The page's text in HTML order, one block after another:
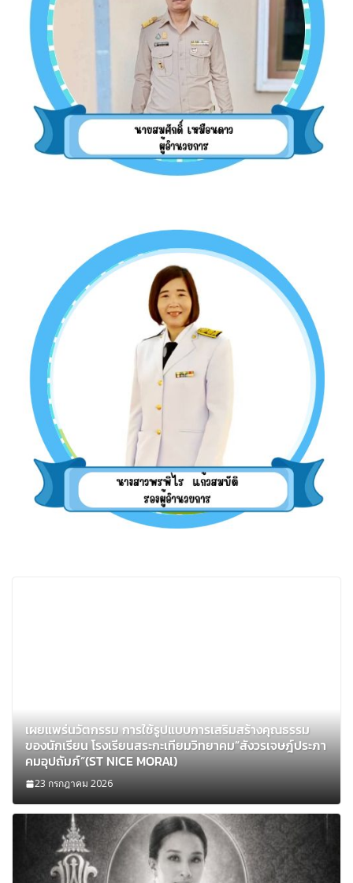
เผยแพร่นวัตกรรม การใช้รูปแบบการเสริมสร้างคุณธรรม
ของนักเรียน โรงเรียนสระกะเทียมวิทยาคม”สังวรเจษฎ์ประภา
คมอุปถัมภ์”(ST NICE MORAl)
23 กรกฎาคม 2026